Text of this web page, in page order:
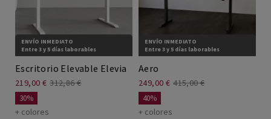
ENVÍO INMEDIATO
Entre 3 y 5 días laborables
Escritorio Elevable Elevia
219,00 € 312,86 €
30%
+ colores
ENVÍO INMEDIATO
Entre 3 y 5 días laborables
Aero
249,00 € 415,00 €
40%
+ colores